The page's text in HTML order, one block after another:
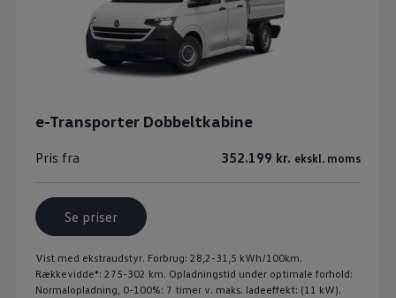
e-Transporter Dobbeltkabine
Pris fra 352.199 kr. ekskl. moms
Se priser
Vist med ekstraudstyr. Forbrug: 28,2-31,5 kWh/100km.
Rækkevidde*: 275-302 km. Opladningstid under optimale forhold:
Normalopladning, 0-100%: 7 timer v. maks. ladeeffekt: (11 kW).